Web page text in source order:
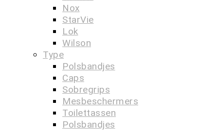
Nox
StarVie
Lok
Wilson
Type
Polsbandjes
Caps
Sobregrips
Mesbeschermers
Toilettassen
Polsbandjes